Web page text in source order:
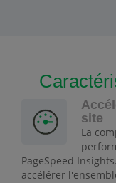
site
La
PageSpeed
accélérer